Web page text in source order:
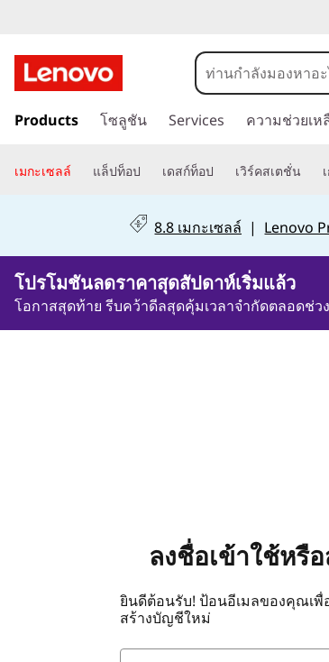
า
ไ
นื้
อ
ห
า
Products โซลูชัน Services ความช่วยเห
เมกะเซลล์ แล็ปท็อป เดสก์ท็อป เวิร์คสเตชั่น
8.8 เมกะเซลล์ | Lenovo
โปรโมชันลดราคาสุดสัปดาห์เริ่มแล้ว
โอกาสสุดท้าย รีบคว้าดีลสุดคุ้มเวลาจำกัดตลอดช่
ลงชื่อเข้าใช้หรื
ยินดีต้อนรับ! ป้อนอีเมลของคุณเพื่
สร้างบัญชีใหม่